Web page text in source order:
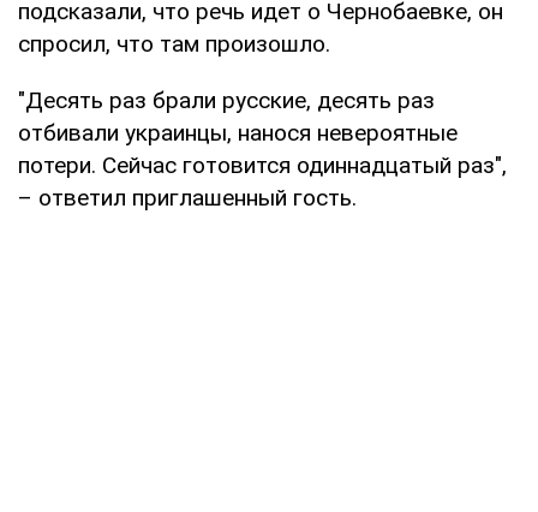
подсказали, что речь идет о Чернобаевке, он
спросил, что там произошло.
"Десять раз брали русские, десять раз
отбивали украинцы, нанося невероятные
потери. Сейчас готовится одиннадцатый раз",
– ответил приглашенный гость.